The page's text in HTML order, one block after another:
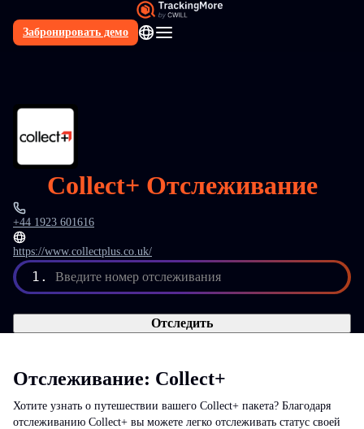
Забронировать демо
RU
Collect+ Отслеживание
+44 1923 601616
https://www.collectplus.co.uk/
1. Введите номер отслеживания
Отследить
Отслеживание: Collect+
Хотите узнать о путешествии вашего Collect+ пакета? Благодаря
отслеживанию Collect+ вы можете легко отслеживать статус своей